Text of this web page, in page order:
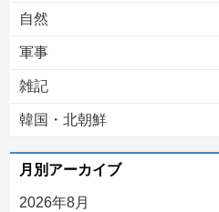
自然
軍事
雑記
韓国・北朝鮮
月別アーカイブ
2026年8月